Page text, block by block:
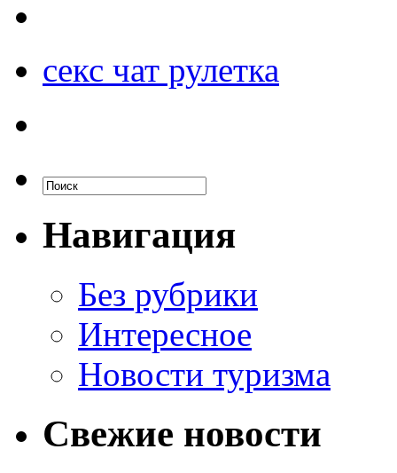
секс чат рулетка
Навигация
Без рубрики
Интересное
Новости туризма
Свежие новости